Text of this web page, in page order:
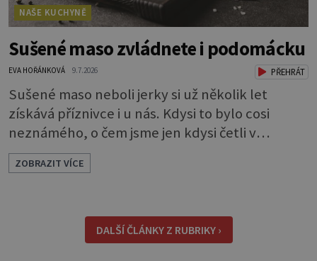
NAŠE KUCHYNĚ
Sušené maso zvládnete i podomácku
EVA HOŘÁNKOVÁ 9.7.2026 PŘEHRÁT
Sušené maso neboli jerky si už několik let
získává příznivce i u nás. Kdysi to bylo cosi
neznámého, o čem jsme jen kdysi četli v
knihách o americkém západě. Dneska si je
můžeme klidně koupit, ale také, což je ještě
během dne a určitě se vám hodí na výletě,
protože v batohu nezabere téměř žádné místo
ZOBRAZIT VÍCE
DALŠÍ ČLÁNKY Z RUBRIKY ›